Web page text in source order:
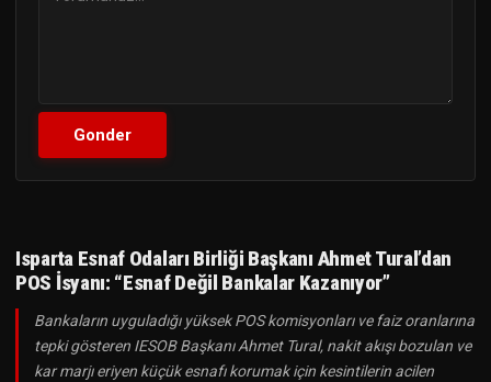
Isparta Esnaf Odaları Birliği Başkanı Ahmet Tural’dan
POS İsyanı: “Esnaf Değil Bankalar Kazanıyor”
Bankaların uyguladığı yüksek POS komisyonları ve faiz oranlarına
tepki gösteren IESOB Başkanı Ahmet Tural, nakit akışı bozulan ve
kar marjı eriyen küçük esnafı korumak için kesintilerin acilen